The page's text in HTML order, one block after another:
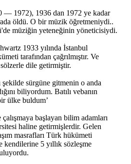
— 1972), 1936 dan 1972 ye kadar
öldü. O bir müzik öğretmeniydi..
müziğin yeteneğinin yöneticisiydi.
1933 yılında İstanbul
tarafından çağrılmıştır. Ve
dile getirmiştir.
şekilde sürgüne gitmenin o anda
biliyordum. Batılı vebanın
ülke buldum’
başlayan bilim adamları
haline getirmişlerdir. Gelen
masrafları Türk hükümeti
kendilerine 5 yıllık sözleşme